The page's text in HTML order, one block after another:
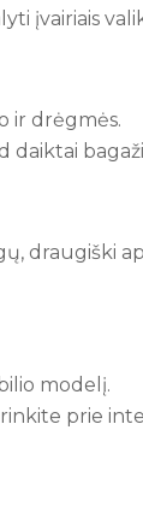
įvairiais
ir drėgmės.
daiktai
draugiški
modelį.
prie